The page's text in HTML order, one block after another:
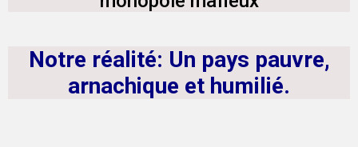
Notre réalité: Un pays pauvre,
arnachique et humilié.